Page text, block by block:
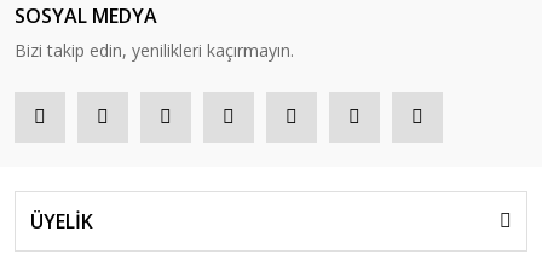
SOSYAL MEDYA
Bizi takip edin, yenilikleri kaçırmayın.
ÜYELİK